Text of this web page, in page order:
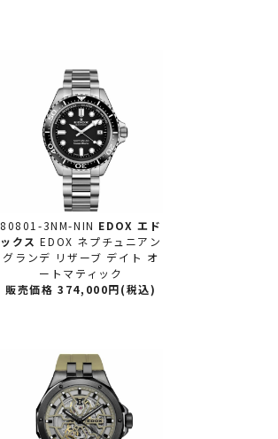
80801-3NM-NIN EDOX エド
ックス EDOX ネプチュニアン
グランデ リザーブ デイト オ
ートマティック
販売価格 374,000円(税込)